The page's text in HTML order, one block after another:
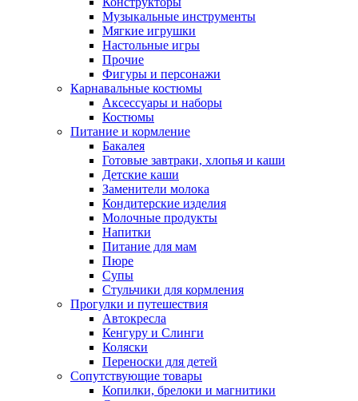
Музыкальные инструменты
Мягкие игрушки
Настольные игры
Прочие
Фигуры и персонажи
Карнавальные костюмы
Аксессуары и наборы
Костюмы
Питание и кормление
Бакалея
Готовые завтраки, хлопья и каши
Детские каши
Заменители молока
Кондитерские изделия
Молочные продукты
Напитки
Питание для мам
Пюре
Супы
Стульчики для кормления
Прогулки и путешествия
Автокресла
Кенгуру и Слинги
Коляски
Переноски для детей
Сопутствующие товары
Копилки, брелоки и магнитики